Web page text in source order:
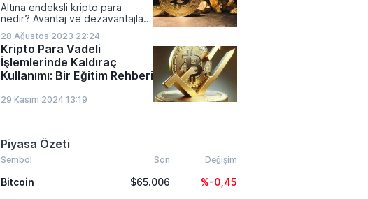
Altına endeksli kripto para
nedir? Avantaj ve dezavantajları
nelerdir?
28 Ağustos 2023 22:24
Kripto Para Vadeli
İşlemlerinde Kaldıraç
Kullanımı: Bir Eğitim Rehberi
29 Kasım 2024 13:19
Piyasa Özeti
Sembol Son Değişim
Bitcoin $65.006 %-0,45